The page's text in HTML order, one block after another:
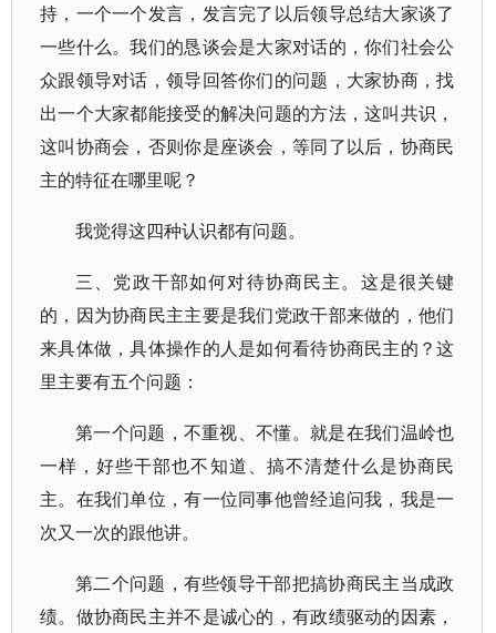
持，一个一个发言，发言完了以后领导总结大家谈了
一些什么。我们的恳谈会是大家对话的，你们社会公
众跟领导对话，领导回答你们的问题，大家协商，找
出一个大家都能接受的解决问题的方法，这叫共识，
这叫协商会，否则你是座谈会，等同了以后，协商民
主的特征在哪里呢？
我觉得这四种认识都有问题。
三、党政干部如何对待协商民主。这是很关键
的，因为协商民主主要是我们党政干部来做的，他们
来具体做，具体操作的人是如何看待协商民主的？这
里主要有五个问题：
第一个问题，不重视、不懂。就是在我们温岭也
一样，好些干部也不知道、搞不清楚什么是协商民
主。在我们单位，有一位同事他曾经追问我，我是一
次又一次的跟他讲。
第二个问题，有些领导干部把搞协商民主当成政
绩。做协商民主并不是诚心的，有政绩驱动的因素，